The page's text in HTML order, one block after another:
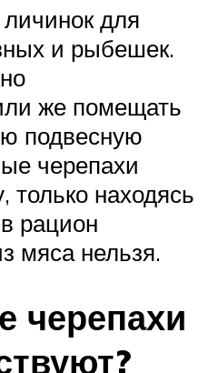
для
и рыбешек.
же помещать
подвесную
черепахи
только находясь
рацион
мяса нельзя.
черепахи